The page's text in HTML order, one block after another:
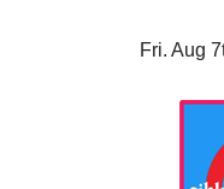
Fri. Aug